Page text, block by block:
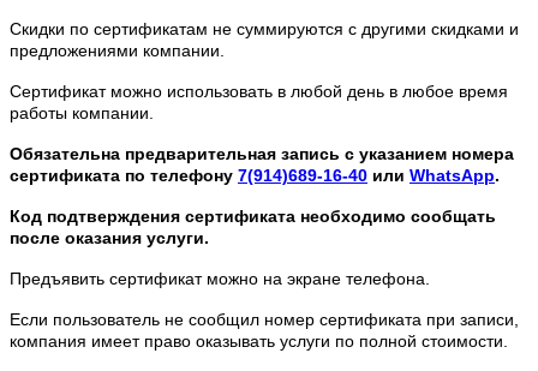
Скидки по сертификатам не суммируются с другими скидками и
предложениями компании.
Сертификат можно использовать в любой день в любое время
работы компании.
Обязательна предварительная запись с указанием номера
сертификата по телефону 7(914)689-16-40 или WhatsApp.
Код подтверждения сертификата необходимо сообщать
после оказания услуги.
Предъявить сертификат можно на экране телефона.
Если пользователь не сообщил номер сертификата при записи,
компания имеет право оказывать услуги по полной стоимости.